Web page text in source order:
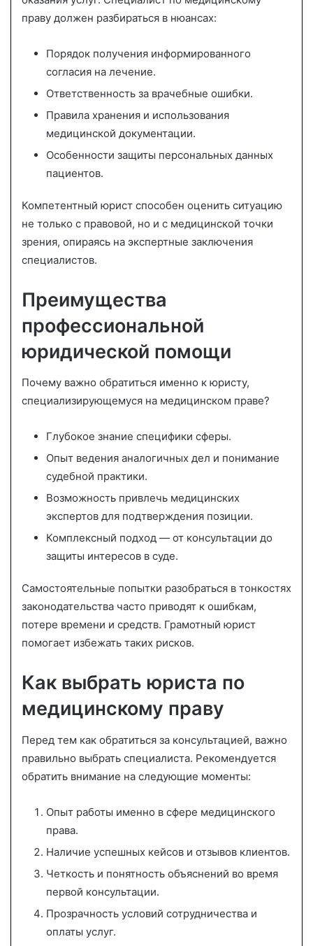
праву должен разбираться в нюансах:
Порядок получения информированного
согласия на лечение.
Ответственность за врачебные ошибки.
Правила хранения и использования
медицинской документации.
Особенности защиты персональных данных
пациентов.
Компетентный юрист способен оценить ситуацию
не только с правовой, но и с медицинской точки
зрения, опираясь на экспертные заключения
специалистов.
Преимущества
профессиональной
юридической помощи
Почему важно обратиться именно к юристу,
специализирующемуся на медицинском праве?
Глубокое знание специфики сферы.
Опыт ведения аналогичных дел и понимание
судебной практики.
Возможность привлечь медицинских
экспертов для подтверждения позиции.
Комплексный подход — от консультации до
защиты интересов в суде.
Самостоятельные попытки разобраться в тонкостях
законодательства часто приводят к ошибкам,
потере времени и средств. Грамотный юрист
помогает избежать таких рисков.
Как выбрать юриста по
медицинскому праву
Перед тем как обратиться за консультацией, важно
правильно выбрать специалиста. Рекомендуется
обратить внимание на следующие моменты:
Опыт работы именно в сфере медицинского
права.
Наличие успешных кейсов и отзывов клиентов.
Четкость и понятность объяснений во время
первой консультации.
Прозрачность условий сотрудничества и
оплаты услуг.